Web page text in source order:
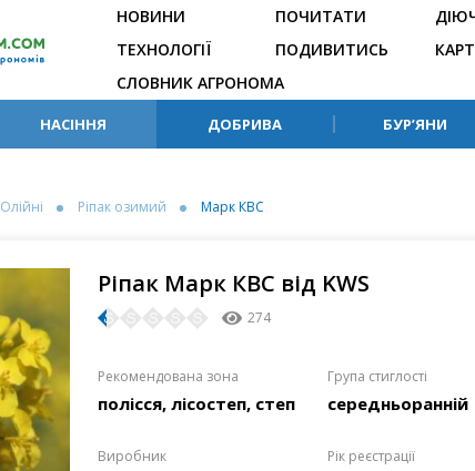
НОВИНИ
ТЕХНОЛОГІЇ
ПОЧИТАТИ
ПОДИВИТИСЬ
СЛОВНИК АГРОНОМА
НАСІННЯ ДОБРИВА БУР’ЯНИ
Олійні Ріпак озимий Марк КВС
Ріпак Марк КВС від KWS
274
Рекомендована зона
полісся, лісостеп, степ
Група стиглості
середньоранній
Виробник Рік реєстрації